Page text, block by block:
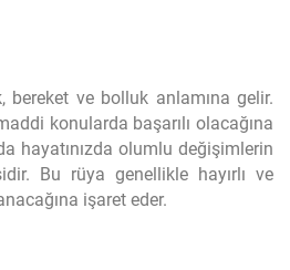
bereket ve bolluk anlamına gelir.
konularda başarılı olacağına
hayatınızda olumlu değişimlerin
Bu rüya genellikle hayırlı ve
işaret eder.